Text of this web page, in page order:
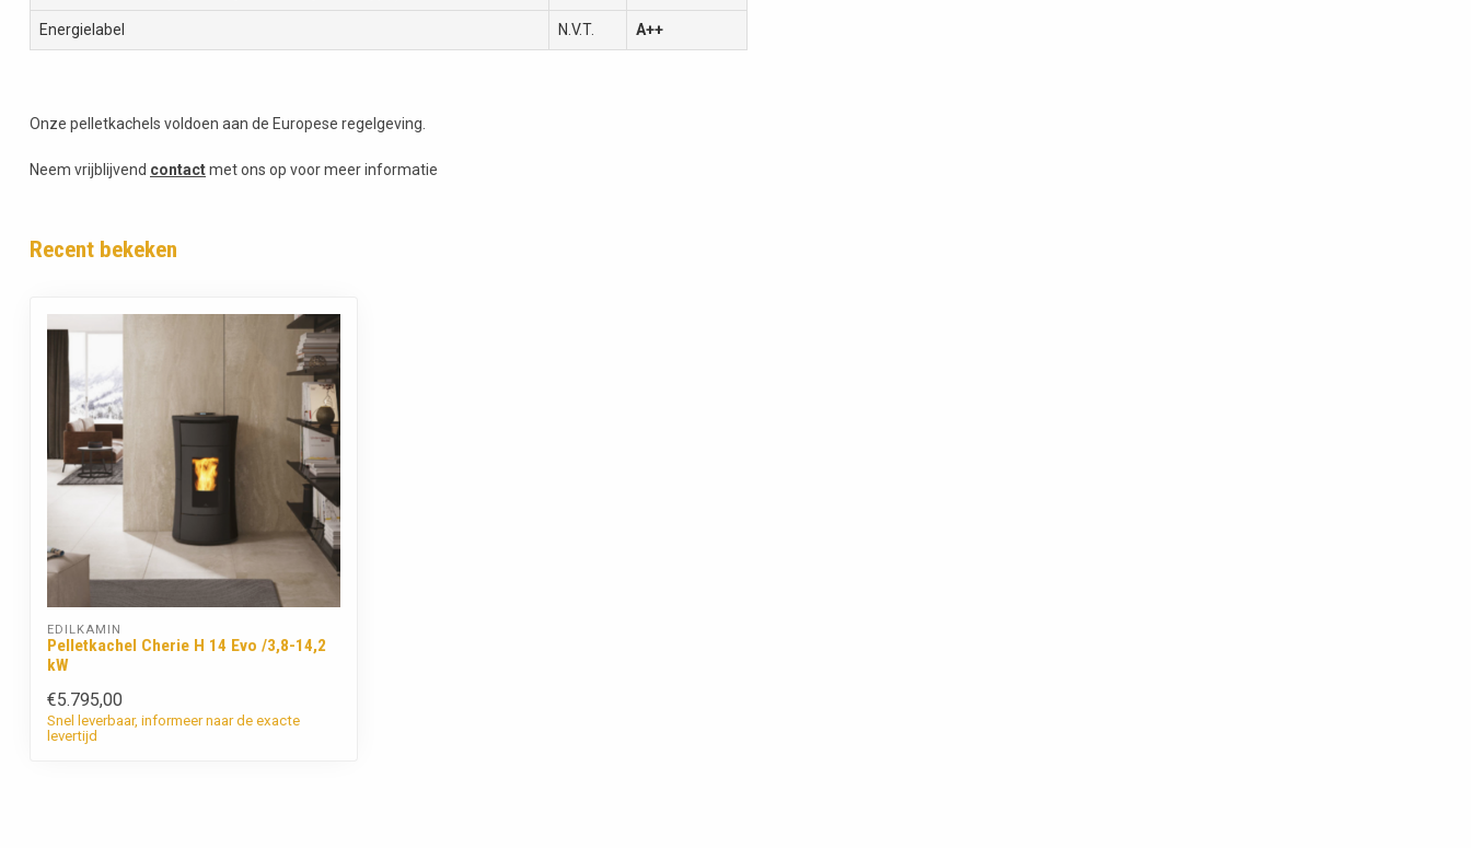
Energielabel N.V.T. A++
Onze pelletkachels voldoen aan de Europese regelgeving.
Neem vrijblijvend contactmet ons op voor meer informatie
Recent bekeken
EDILKAMIN
Pelletkachel Cherie H 14 Evo /3,8-14,2
kW
€5.795,00
Snel leverbaar, informeer naar de exacte
levertijd